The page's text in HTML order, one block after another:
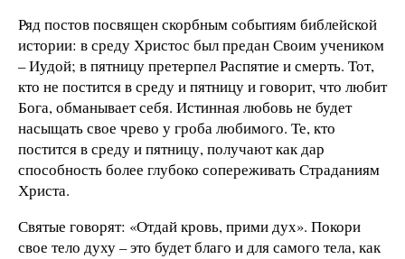
Ряд постов посвящен скорбным событиям библейской
истории: в среду Христос был предан Своим учеником
– Иудой; в пятницу претерпел Распятие и смерть. Тот,
кто не постится в среду и пятницу и говорит, что любит
Бога, обманывает себя. Истинная любовь не будет
насыщать свое чрево у гроба любимого. Те, кто
постится в среду и пятницу, получают как дар
способность более глубоко сопереживать Страданиям
Христа.
Святые говорят: «Отдай кровь, прими дух». Покори
свое тело духу – это будет благо и для самого тела, как